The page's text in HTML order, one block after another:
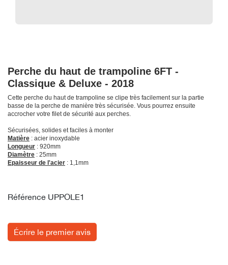
Perche du haut de trampoline 6FT -
Classique & Deluxe - 2018
Cette perche du haut de trampoline se clipe très facilement sur la partie
basse de la perche de manière très sécurisée. Vous pourrez ensuite
accrocher votre filet de sécurité aux perches.
Sécurisées, solides et faciles à monter
Matière : acier inoxydable
Longueur : 920mm
Diamètre : 25mm
Epaisseur de l'acier : 1,1mm
Référence UPPOLE1
Écrire le premier avis